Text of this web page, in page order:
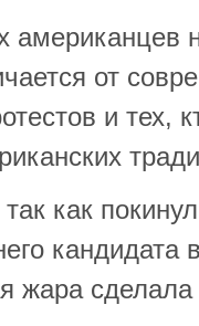
американцев
от
и тех,
как
кандидата
жара